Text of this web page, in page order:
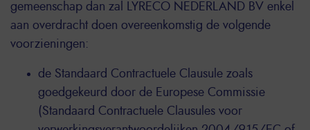
gemeenschap dan zal LYRECO NEDERLAND BV enkel
aan overdracht doen overeenkomstig de volgende
voorzieningen:
de Standaard Contractuele Clausule zoals
goedgekeurd door de Europese Commissie
(Standaard Contractuele Clausules voor